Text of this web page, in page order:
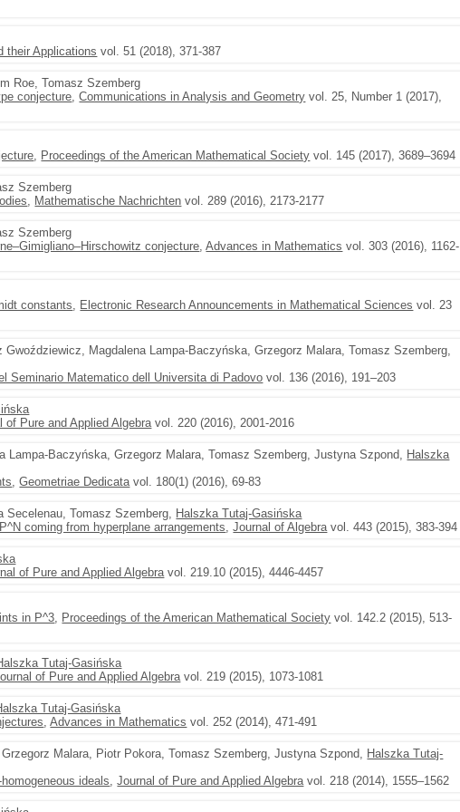
their Applications vol. 51 (2018), 371-387
Roe, Tomasz Szemberg
conjecture,Communications in Analysis and Geometry vol. 25, Number 1 (2017),
, Proceedings of the American Mathematical Society vol. 145 (2017), 3689–3694
Szemberg
, Mathematische Nachrichten vol. 289 (2016), 2173-2177
Szemberg
conjecture,Advances in Mathematics vol. 303 (2016), 1162-
constants, Electronic Research Announcements in Mathematical Sciences vol. 23
Gwoździewicz, Magdalena Lampa-Baczyńska, Grzegorz Malara, Tomasz Szemberg,
Seminario Matematico dell Universita di Padovo vol. 136 (2016), 191–203
of Pure and Applied Algebravol. 220 (2016), 2001-2016
Lampa-Baczyńska, Grzegorz Malara, Tomasz Szemberg, Justyna Szpond, Halszka
,Geometriae Dedicatavol. 180(1) (2016), 69-83
Secelenau, Tomasz Szemberg, Halszka Tutaj-Gasińska
coming from hyperplane arrangements,Journal of Algebravol. 443 (2015), 383-394
of Pure and Applied Algebravol. 219.10 (2015), 4446-4457
in P^3, Proceedings of the American Mathematical Society vol. 142.2 (2015), 513-
Tutaj-Gasińska
of Pure and Applied Algebravol. 219 (2015), 1073-1081
Tutaj-Gasińska
,Advances in Mathematics vol. 252 (2014), 471-491
Malara, Piotr Pokora, Tomasz Szemberg, Justyna Szpond, Halszka Tutaj-
ideals,Journal of Pure and Applied Algebravol. 218 (2014), 1555–1562